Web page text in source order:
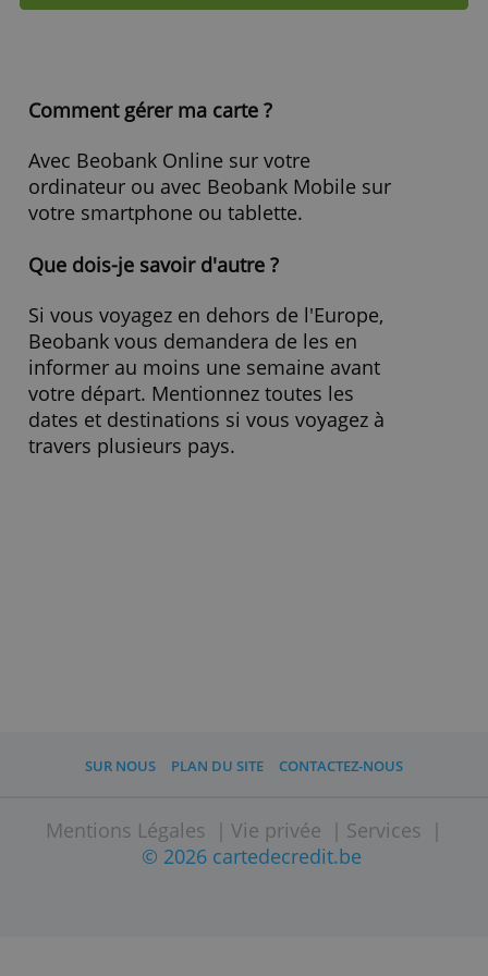
Coût du retrait d'argent
Frais de change
Paiement différé
Oui
Taeg
» Visitez le site Web
Comment gérer ma carte ?
votre départ. Mentionnez toutes les
travers plusieurs pays.